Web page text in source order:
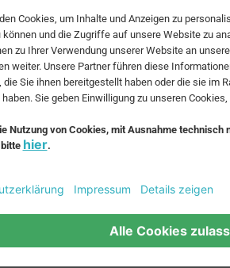
und zzgl.Versandkosten.